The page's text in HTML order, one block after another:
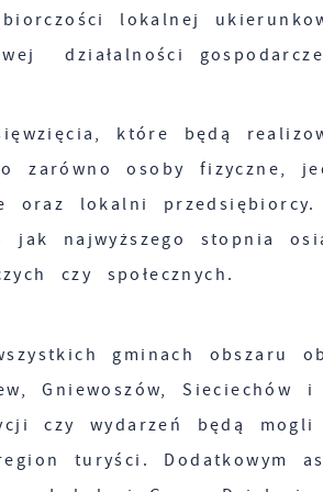
lokalnej
działalności
które będą
zarówno osoby fizyczne,
oraz lokalni
najwyższego stopnia
czy społecznych.
gminach obszaru
Gniewoszów, Sieciechów
czy wydarzeń będą mogli
turyści. Dodatkowym